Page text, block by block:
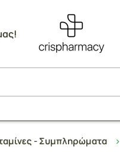
- Συμπληρώματα